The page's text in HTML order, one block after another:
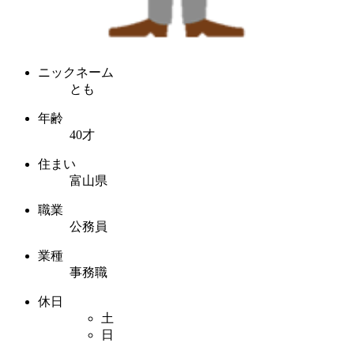
ニックネーム
とも
年齢
40才
住まい
富山県
職業
公務員
業種
事務職
休日
土
日